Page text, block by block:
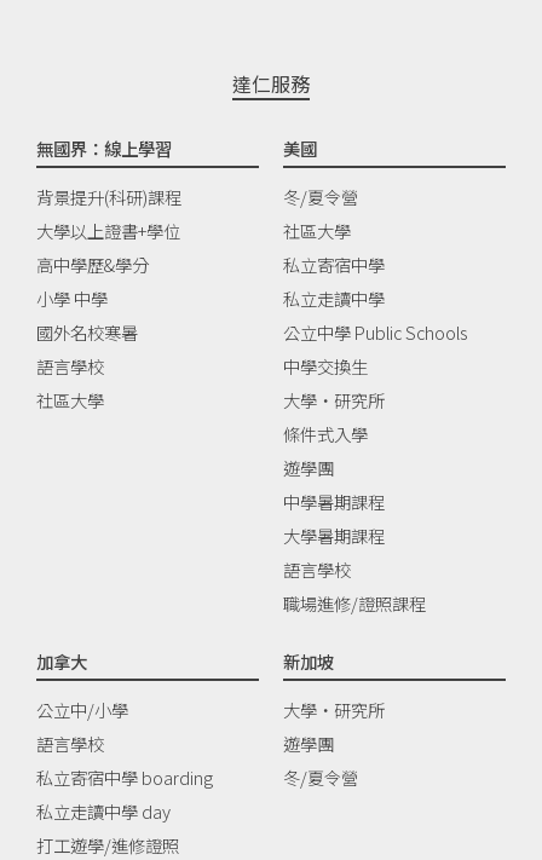
達仁服務
無國界：線上學習
背景提升(科研)課程
大學以上證書+學位
高中學歷&學分
小學 中學
國外名校寒暑
語言學校
社區大學
美國
冬/夏令營
社區大學
私立寄宿中學
私立走讀中學
公立中學 Public Schools
中學交換生
大學‧研究所
條件式入學
遊學團
中學暑期課程
大學暑期課程
語言學校
職場進修/證照課程
加拿大
公立中/小學
語言學校
私立寄宿中學 boarding
私立走讀中學 day
打工遊學/進修證照
新加坡
大學‧研究所
遊學團
冬/夏令營